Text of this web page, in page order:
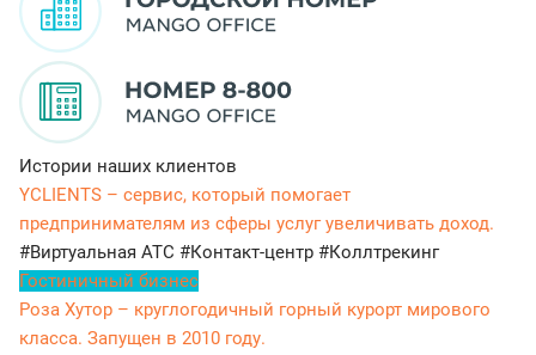
Истории наших клиентов
YCLIENTS – сервис, который помогает
предпринимателям из сферы услуг увеличивать доход.
#Виртуальная АТС #Контакт-центр #Коллтрекинг
Гостиничный бизнес
Роза Хутор – круглогодичный горный курорт мирового
класса. Запущен в 2010 году.